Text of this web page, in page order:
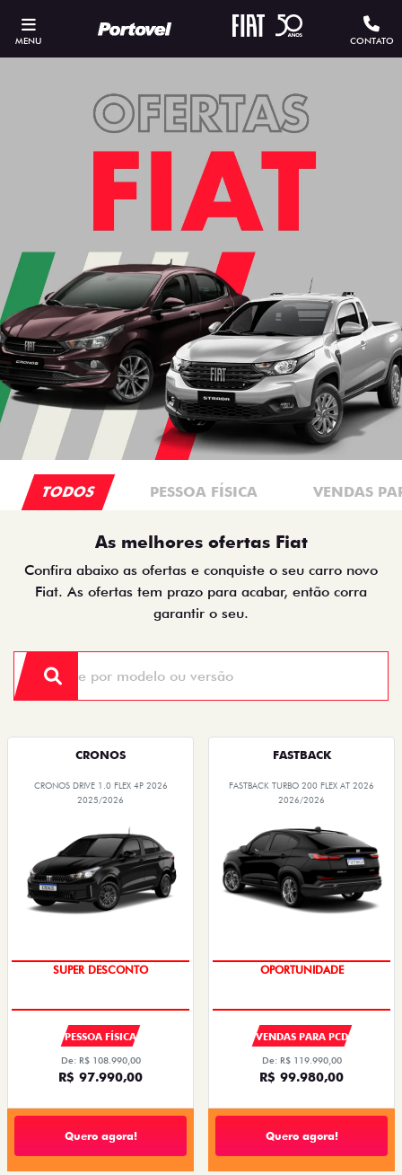
MENU CONTATO
TODOS PESSOA FÍSICA VENDAS
As melhores ofertas Fiat
Confira abaixo as ofertas e conquiste o seu carro novo
Fiat. As ofertas tem prazo para acabar, então corra
garantir o seu.
CRONOS
CRONOS DRIVE 1.0 FLEX 4P 2026
2025/2026
SUPER DESCONTO
PESSOA FÍSICA
De: R$ 108.990,00
R$ 97.990,00
Quero agora!
FASTBACK
FASTBACK TURBO 200 FLEX AT 2026
2026/2026
OPORTUNIDADE
VENDAS PARA PCD
De: R$ 119.990,00
R$ 99.980,00
Quero agora!